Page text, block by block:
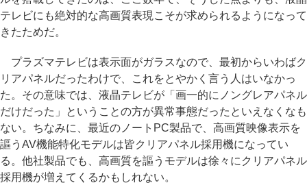
テレビにも絶対的な高画質表現こそが求められるようになって
きたためだ。
プラズマテレビは表示面がガラスなので、最初からいわばク
リアパネルだったわけで、これをとやかく言う人はいなかっ
た。その意味では、液晶テレビが「画一的にノングレアパネル
だけだった」ということの方が異常事態だったといえなくなも
ない。ちなみに、最近のノートPC製品で、高画質映像表示を
謳うAV機能特化モデルは皆クリアパネル採用機になってい
る。他社製品でも、高画質を謳うモデルは徐々にクリアパネル
採用機が増えてくるかもしれない。